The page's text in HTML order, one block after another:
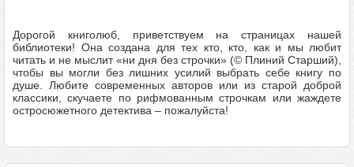
Дорогой книголюб, приветствуем на страницах нашей
библиотеки! Она создана для тех кто, кто, как и мы любит
читать и не мыслит «ни дня без строчки» (© Плиний Старший),
чтобы вы могли без лишних усилий выбрать себе книгу по
душе. Любите современных авторов или из старой доброй
классики, скучаете по рифмованным строчкам или жаждете
остросюжетного детектива – пожалуйста!